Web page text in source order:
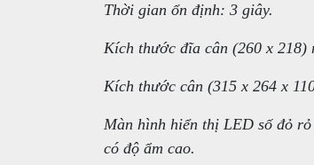
Thời gian ổn định: 3 giây.
Kích thước đĩa cân (260 x 218)
Kích thước cân (315 x 264 x
Màn hình hiển thị LED số đỏ
có độ ẩm cao.